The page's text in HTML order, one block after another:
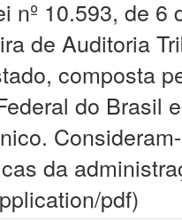
nº 10.593, de
de Auditoria
composta
do Brasil
da
pdf)